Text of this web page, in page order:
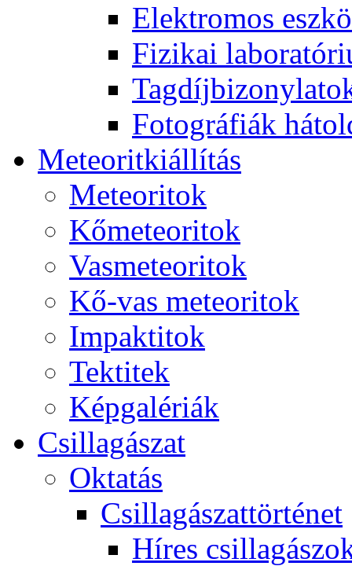
Elekt­ro­mos
Fi­zi­kai
Fo­tog­rá­fi­ák
Me­te­o­rit­ki­ál­lí­tás
Me­te­o­ri­tok
Kő­me­te­o­ri­tok
Vas­me­te­o­ri­tok
Kő-vas me­te­o­ri­tok
Imp­ak­ti­tok
Tek­ti­tek
Kép­ga­lé­ri­ák
Csil­la­gá­szat
Ok­ta­tás
Csil­la­gá­szat­tör­té­net
Hí­res